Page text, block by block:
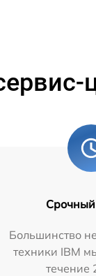
Большинство
техники IBM
течение